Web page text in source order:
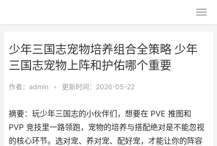
少年三国志宠物培养组合全策略 少年
三国志宠物上阵和护佑哪个重要
作者： admin • 更新时间：2026-05-22
摘要：玩少年三国志的小伙伴们，想要在 PVE 推图和
PVP 竞技里一路领跑，宠物的培养与搭配绝对是不能忽视
的核心环节。选对宠、养对宠、配好宠，才能让你的阵容